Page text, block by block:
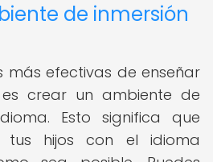
de inmersión
más efectivas de enseñar
crear un ambiente de
Esto significa que
hijos con el idioma